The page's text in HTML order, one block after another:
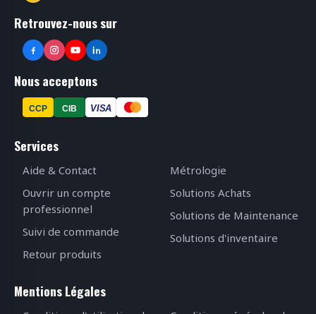
Retrouvez-nous sur
Nous acceptons
CCP CIB VISA
Services
Aide & Contact
Ouvrir un compte
professionnel
Suivi de commande
Retour produits
Métrologie
Solutions Achats
Solutions de Maintenance
Solutions d'inventaire
Mentions Légales